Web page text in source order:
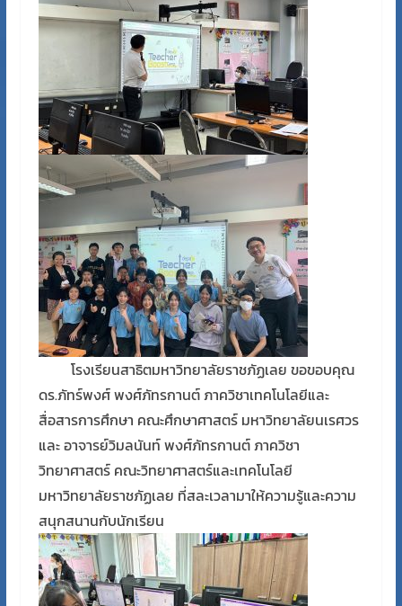
โรงเรียนสาธิตมหาวิทยาลัยราชภัฏเลย ขอขอบคุณ
ดร.ภัทร์พงศ์ พงศ์ภัทรกานต์ ภาควิชาเทคโนโลยีและ
สื่อสารการศึกษา คณะศึกษาศาสตร์ มหาวิทยาลัยนเรศวร
และ อาจารย์วิมลนันท์ พงศ์ภัทรกานต์ ภาควิชา
วิทยาศาสตร์ คณะวิทยาศาสตร์และเทคโนโลยี
มหาวิทยาลัยราชภัฏเลย ที่สละเวลามาให้ความรู้และความ
สนุกสนานกับนักเรียน